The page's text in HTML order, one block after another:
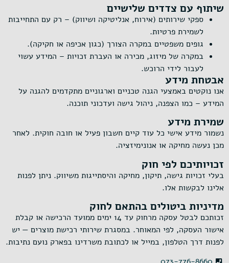
שיתוף עם צדדים שלישיים
ספקי שירותים (אירוח, אנליטיקה ושיווק) – רק עם התחייבות
לשמירת פרטיות.
גופים משפטיים במקרה הצורך (כגון אכיפה או חקיקה).
במקרה של מיזוג, מכירה או העברת זכויות – המידע עשוי
לעבור לידי הרוכש.
אבטחת מידע
אנו נוקטים באמצעי הגנה טכניים וארגוניים מתקדמים להגנה על
המידע – כמו הצפנה, ניהול גישה ועדכוני תוכנה.
שמירת מידע
נשמור מידע אישי כל עוד קיים חשבון פעיל או חובה חוקית. לאחר
מכן נעשה מחיקה או אנונימיזציה.
זכויותיכם לפי חוק
בעלי זכויות גישה, תיקון, מחיקה והיסתייגות משיווק. ניתן לפנות
אלינו לבקשות אלו.
מדיניות ביטולים בהתאם לחוק
זכותכם לבטל עסקה מרחוק עד 14 ימים ממועד הרכישה או קבלת
אישור העסקה, לפי המאוחר. במסגרת שירותי רכישת מוצרים — יש
לפנות דרך הטלפון, במייל או לכתובת משרדינו בפארק נועם נתיבות.